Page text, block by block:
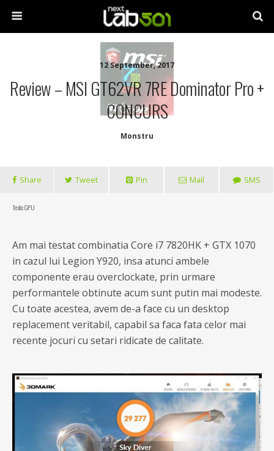
12 September, 2017
Review – MSI GT62VR 7RE Dominator Pro +
CONCURS
Monstru
Share Tweet Pin Mail SMS
Teste GPU
Am mai testat combinatia Core i7 7820HK + GTX 1070
in cazul lui Legion Y920, insa atunci ambele
componente erau overclockate, prin urmare
performantele obtinute acum sunt putin mai modeste.
Cu toate acestea, avem de-a face cu un desktop
replacement veritabil, capabil sa faca fata celor mai
recente jocuri cu setari ridicate de calitate.